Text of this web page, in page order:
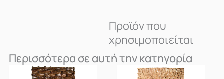
Προϊόν που
χρησιμοποιείται
Περισσότερα σε αυτή την κατηγορία